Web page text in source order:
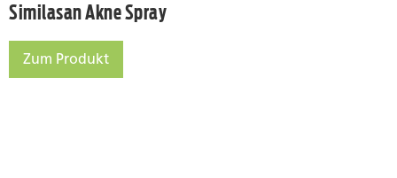
Similasan Akne Spray
Similasan Akne Spray
Zum Produkt